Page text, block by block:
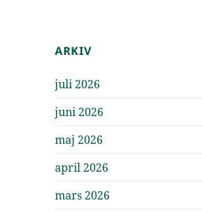
ARKIV
juli 2026
juni 2026
maj 2026
april 2026
mars 2026